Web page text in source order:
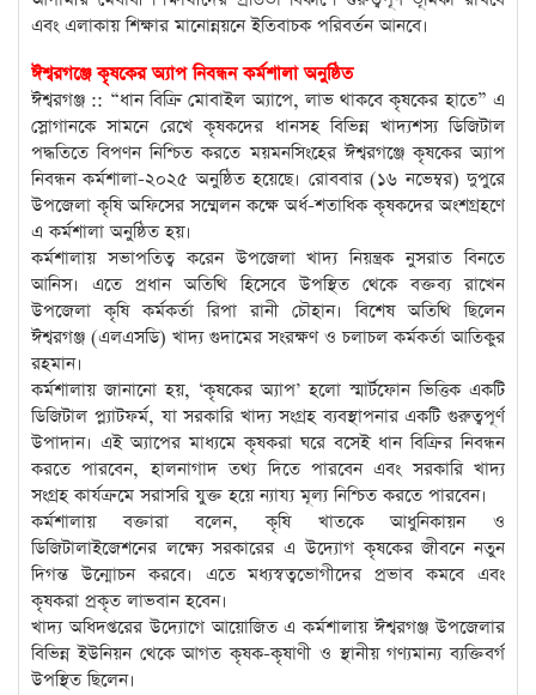
এবং এলাকায় শিক্ষার মানোন্নয়নে ইতিবাচক পরিবর্তন আনবে।
ঈশ্বরগঞ্জে কৃষকের অ্যাপ নিবন্ধন কর্মশালা অনুষ্ঠিত
ঈশ্বরগঞ্জ :: “ধান বিক্রি মোবাইল অ্যাপে, লাভ থাকবে কৃষকের হাতে” এ
স্লোগানকে সামনে রেখে কৃষকদের ধানসহ বিভিন্ন খাদ্যশস্য ডিজিটাল
পদ্ধতিতে বিপণন নিশ্চিত করতে ময়মনসিংহের ঈশ্বরগঞ্জে কৃষকের অ্যাপ
নিবন্ধন কর্মশালা-২০২৫ অনুষ্ঠিত হয়েছে। রোববার (১৬ নভেম্বর) দুপুরে
উপজেলা কৃষি অফিসের সম্মেলন কক্ষে অর্ধ-শতাধিক কৃষকদের অংশগ্রহণে
এ কর্মশালা অনুষ্ঠিত হয়।
কর্মশালায় সভাপতিত্ব করেন উপজেলা খাদ্য নিয়ন্ত্রক নুসরাত বিনতে
আনিস। এতে প্রধান অতিথি হিসেবে উপস্থিত থেকে বক্তব্য রাখেন
উপজেলা কৃষি কর্মকর্তা রিপা রানী চৌহান। বিশেষ অতিথি ছিলেন
ঈশ্বরগঞ্জ (এলএসডি) খাদ্য গুদামের সংরক্ষণ ও চলাচল কর্মকর্তা আতিকুর
রহমান।
কর্মশালায় জানানো হয়, ‘কৃষকের অ্যাপ’ হলো স্মার্টফোন ভিত্তিক একটি
ডিজিটাল প্ল্যাটফর্ম, যা সরকারি খাদ্য সংগ্রহ ব্যবস্থাপনার একটি গুরুত্বপূর্ণ
উপাদান। এই অ্যাপের মাধ্যমে কৃষকরা ঘরে বসেই ধান বিক্রির নিবন্ধন
করতে পারবেন, হালনাগাদ তথ্য দিতে পারবেন এবং সরকারি খাদ্য
সংগ্রহ কার্যক্রমে সরাসরি যুক্ত হয়ে ন্যায্য মূল্য নিশ্চিত করতে পারবেন।
কর্মশালায় বক্তারা বলেন, কৃষি খাতকে আধুনিকায়ন ও
ডিজিটালাইজেশনের লক্ষ্যে সরকারের এ উদ্যোগ কৃষকের জীবনে নতুন
দিগন্ত উন্মোচন করবে। এতে মধ্যস্বত্বভোগীদের প্রভাব কমবে এবং
কৃষকরা প্রকৃত লাভবান হবেন।
খাদ্য অধিদপ্তরের উদ্যোগে আয়োজিত এ কর্মশালায় ঈশ্বরগঞ্জ উপজেলার
বিভিন্ন ইউনিয়ন থেকে আগত কৃষক-কৃষাণী ও স্থানীয় গণ্যমান্য ব্যক্তিবর্গ
উপস্থিত ছিলেন।